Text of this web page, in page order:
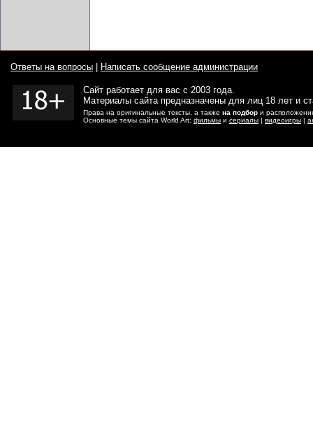
Ответы на вопросы Написать сообщение администрации
Сайт работает для вас с 2003 года.
Материалы сайта предназначены для лиц 18 лет и
Права на оригинальные тексты, а также на подбор и
Основные темы сайта World Art: фильмы и сериалы | видеоигры |